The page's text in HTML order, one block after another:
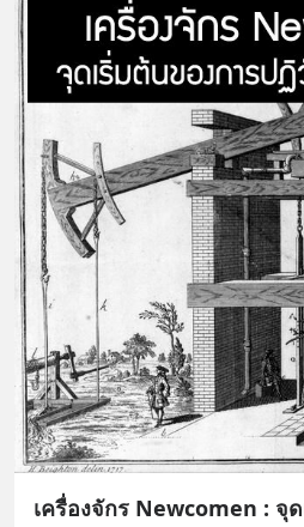
เครื่องจักร Newcomen : จุดเริ่มต้นของการปฏิวัติ